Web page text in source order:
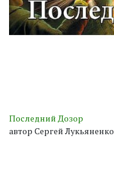
Последний Дозор
автор Сергей Лукьяненко